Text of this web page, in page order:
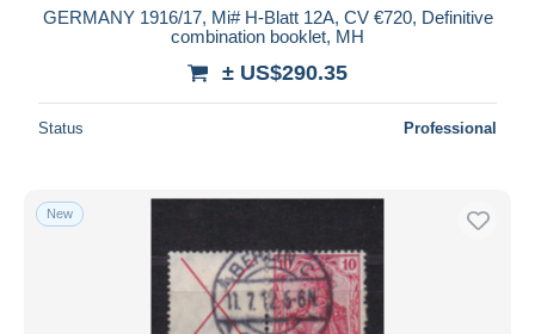
GERMANY 1916/17, Mi# H-Blatt 12A, CV €720, Definitive
combination booklet, MH
± US$290.35
Status Professional
New